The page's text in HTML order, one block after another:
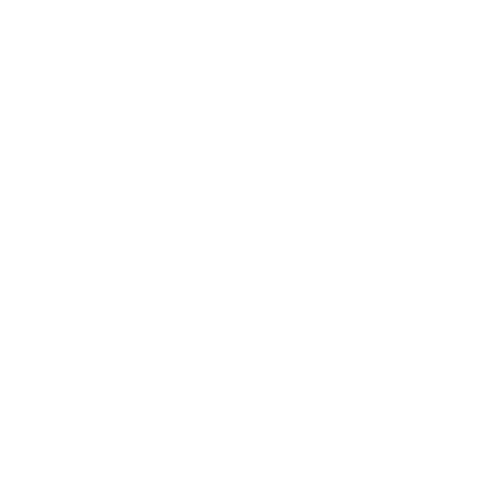
dennoch in Kauf da der Softriemen der Berkilette nach